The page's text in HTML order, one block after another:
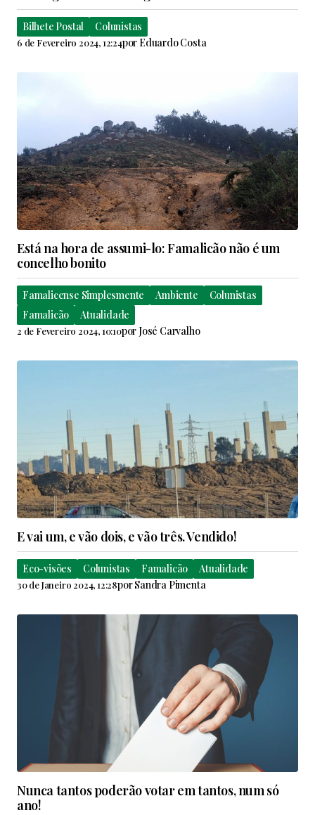
Bilhete Postal Colunistas
6 de Fevereiro 2024, 12:24por Eduardo Costa
Está na hora de assumi-lo: Famalicão não é um
concelho bonito
Famalicense Simplesmente Ambiente
Colunistas
Famalicão
Atualidade
2 de Fevereiro 2024, 10:10por José Carvalho
E vai um, e vão dois, e vão três. Vendido!
Eco-visões Colunistas Famalicão Atualidade
30 de Janeiro 2024, 12:28porSandra Pimenta
Nunca tantos poderão votar em tantos, num só
ano!